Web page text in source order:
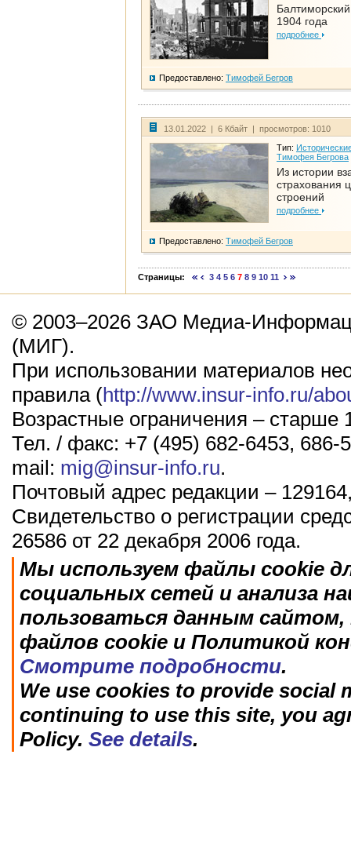
1904 года
подробнее
Предоставлено: Тимофей Бегров
13.01.2022 | 6 Кбайт | просмотров: 1010
Тип:
Тимофея Бегрова
Из истории
страхования
строений
подробнее
Предоставлено: Тимофей Бегров
Страницы: 3 4 5 6 7 8 9 10 11
© 2003–2026 ЗАО Медиа-
(МИГ).
При использовании материалов
правила (http://www.insur-info.ru/
Возрастные ограничения – старше
Тел. / факс: +7 (495) 682-6453, 686-
mail: mig@insur-info.ru.
Почтовый адрес редакции –
Свидетельство о регистрации
26586 от 22 декабря 2006 года.
Мы используем файлы cookie
социальных сетей и анализа
пользоваться данным
файлов cookie и Политикой
Смотрите подробности.
We use cookies to provide social
continuing to use this site, you
Policy. See details.